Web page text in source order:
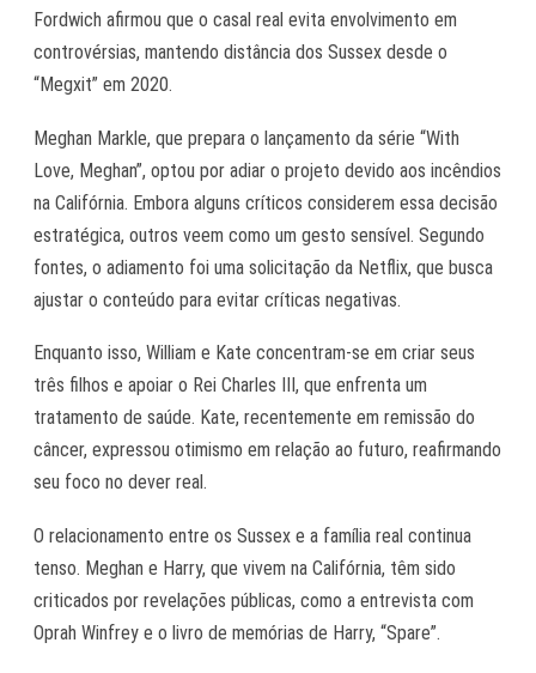
Fordwich afirmou que o casal real evita envolvimento em
controvérsias, mantendo distância dos Sussex desde o
“Megxit” em 2020.
Meghan Markle, que prepara o lançamento da série “With
Love, Meghan”, optou por adiar o projeto devido aos incêndios
na Califórnia. Embora alguns críticos considerem essa decisão
estratégica, outros veem como um gesto sensível. Segundo
fontes, o adiamento foi uma solicitação da Netflix, que busca
ajustar o conteúdo para evitar críticas negativas.
Enquanto isso, William e Kate concentram-se em criar seus
três filhos e apoiar o Rei Charles III, que enfrenta um
tratamento de saúde. Kate, recentemente em remissão do
câncer, expressou otimismo em relação ao futuro, reafirmando
seu foco no dever real.
O relacionamento entre os Sussex e a família real continua
tenso. Meghan e Harry, que vivem na Califórnia, têm sido
criticados por revelações públicas, como a entrevista com
Oprah Winfrey e o livro de memórias de Harry, “Spare”.